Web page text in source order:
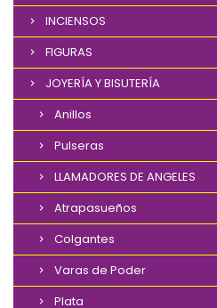
INCIENSOS
FIGURAS
JOYERÍA Y BISUTERÍA
Anillos
Pulseras
LLAMADORES DE ANGELES
Atrapasueños
Colgantes
Varas de Poder
Plata